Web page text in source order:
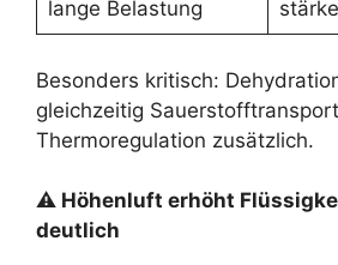
lange Belastung
Besonders kritisch:
gleichzeitig
Thermoregulation zusätzlich.
⚠ Höhenluft erhöht
deutlich